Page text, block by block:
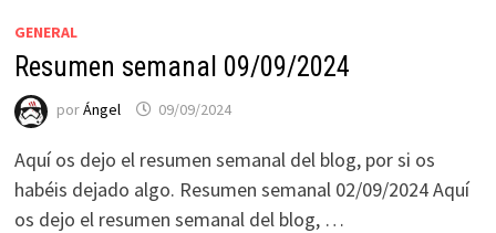
GENERAL
Resumen semanal 09/09/2024
porÁngel 09/09/2024
Aquí os dejo el resumen semanal del blog, por si os
habéis dejado algo. Resumen semanal 02/09/2024 Aquí
os dejo el resumen semanal del blog, …